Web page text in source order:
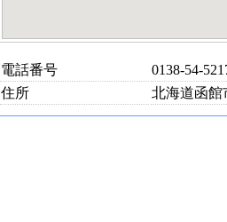
電話番号
0138-54-
住所
北海道函館